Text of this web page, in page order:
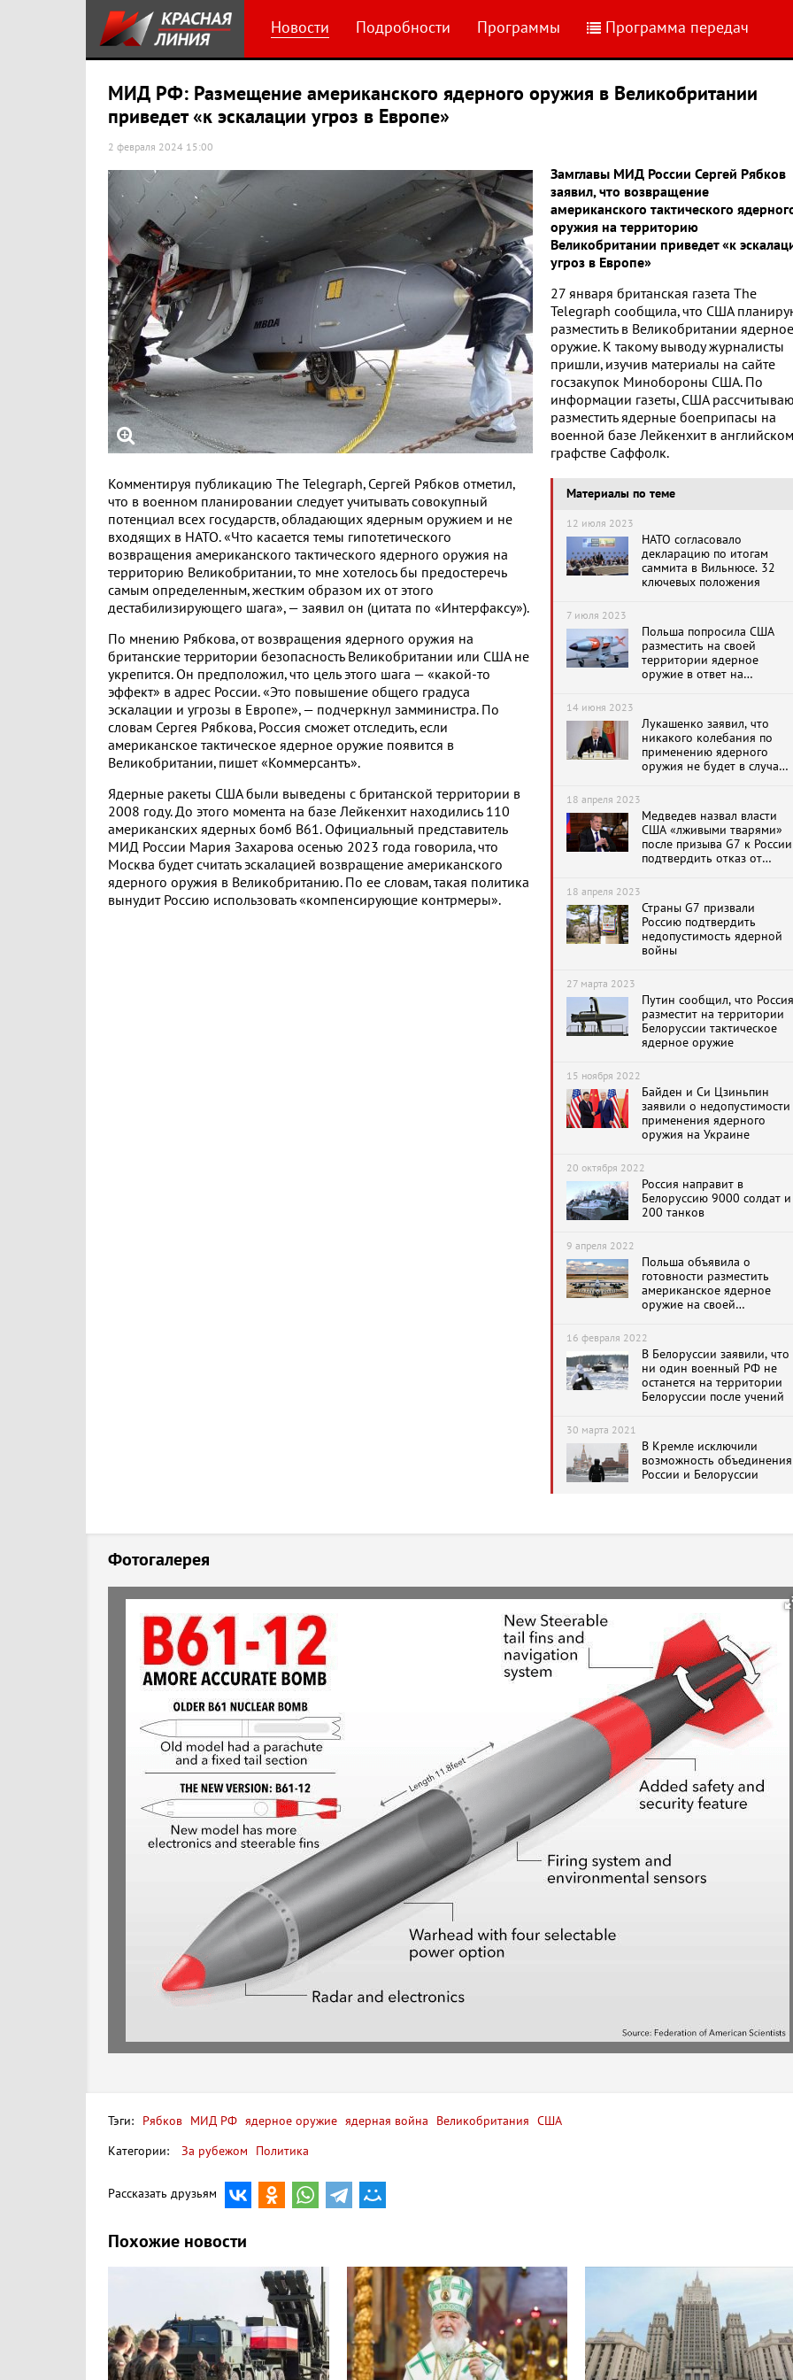
Новости Подробности Программы Программа передач
МИД РФ: Размещение американского ядерного оружия в Великобритании
приведет «к эскалации угроз в Европе»
2 февраля 2024 15:00
Замглавы МИД России Сергей Рябков
заявил, что возвращение
американского тактического
оружия на территорию
Великобритании приведет «к
угроз в Европе»
27 января британская газета The
Telegraph сообщила, что США
разместить в Великобритании ядерное
оружие. К такому выводу журналисты
пришли, изучив материалы на сайте
госзакупок Минобороны США. По
информации газеты, США
разместить ядерные боеприпасы на
военной базе Лейкенхит в английском
графстве Саффолк.
Материалы по теме
12 июля 2023
НАТО согласовало
декларацию по итогам
саммита в Вильнюсе. 32
ключевых положения
7 июля 2023
Польша попросила США
разместить на своей
территории ядерное
оружие в ответ на
оружия в Белоруссии
14 июня 2023
Лукашенко заявил, что
никакого колебания по
применению ядерного
оружия не будет в случае
18 апреля 2023
Медведев назвал власти
США «лживыми тварями»
после призыва G7 к России
подтвердить отказ от
18 апреля 2023
Страны G7 призвали
Россию подтвердить
недопустимость ядерной
войны
27 марта 2023
Путин сообщил, что Россия
разместит на территории
Белоруссии тактическое
ядерное оружие
15 ноября 2022
Байден и Си Цзиньпин
заявили о недопустимости
применения ядерного
оружия на Украине
20 октября 2022
Россия направит в
Белоруссию 9000 солдат и
200 танков
9 апреля 2022
Польша объявила о
готовности разместить
американское ядерное
оружие на своей
16 февраля 2022
В Белоруссии заявили, что
ни один военный РФ не
останется на территории
Белоруссии после учений
30 марта 2021
В Кремле исключили
возможность объединения
России и Белоруссии
Комментируя публикацию The Telegraph, Сергей Рябков отметил,
что в военном планировании следует учитывать совокупный
потенциал всех государств, обладающих ядерным оружием и не
входящих в НАТО. «Что касается темы гипотетического
возвращения американского тактического ядерного оружия на
территорию Великобритании, то мне хотелось бы предостеречь
самым определенным, жестким образом их от этого
дестабилизирующего шага», — заявил он (цитата по «Интерфаксу»).
По мнению Рябкова, от возвращения ядерного оружия на
британские территории безопасность Великобритании или США не
укрепится. Он предположил, что цель этого шага — «какой-то
эффект» в адрес России. «Это повышение общего градуса
эскалации и угрозы в Европе», — подчеркнул замминистра. По
словам Сергея Рябкова, Россия сможет отследить, если
американское тактическое ядерное оружие появится в
Великобритании, пишет «Коммерсантъ».
Ядерные ракеты США были выведены с британской территории в
2008 году. До этого момента на базе Лейкенхит находились 110
американских ядерных бомб B61. Официальный представитель
МИД России Мария Захарова осенью 2023 года говорила, что
Москва будет считать эскалацией возвращение американского
ядерного оружия в Великобританию. По ее словам, такая политика
вынудит Россию использовать «компенсирующие контрмеры».
Фотогалерея
Тэги: Рябков МИД РФ ядерное оружие ядерная война Великобритания США
Категории:
За рубежом Политика
Рассказать друзьям
Похожие новости